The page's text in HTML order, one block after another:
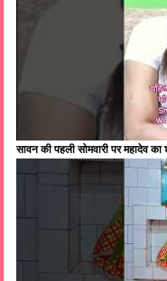
सावन की पहली सोमवारी पर महादेव